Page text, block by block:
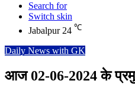
Search for
Switch skin
Jabalpur 24 ℃
Daily News with GK
आज 02-06-2024 के